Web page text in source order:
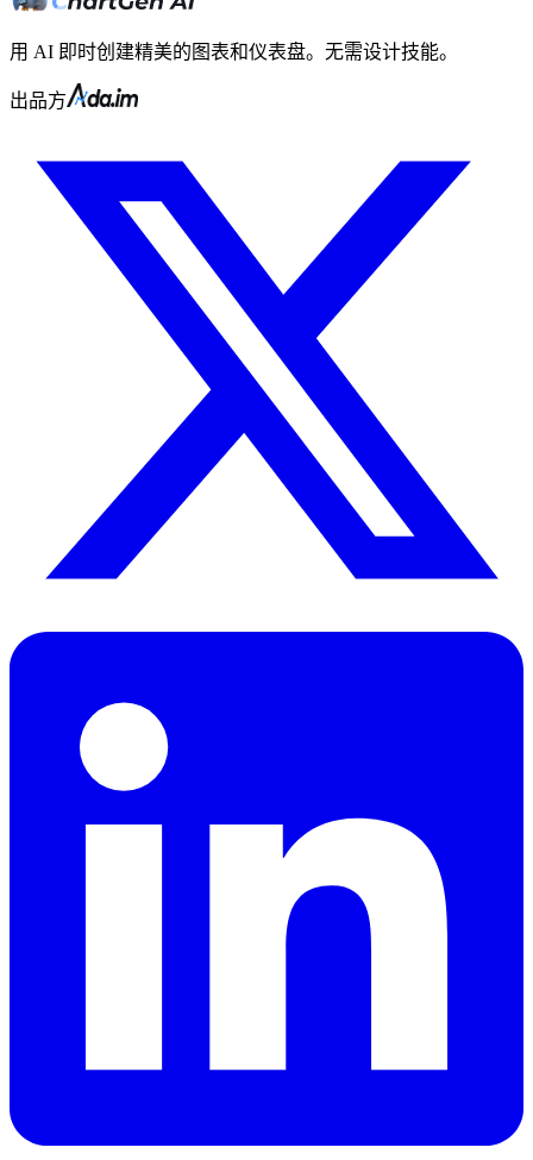
用 AI 即时创建精美的图表和仪表盘。无需设计技能。
出品方